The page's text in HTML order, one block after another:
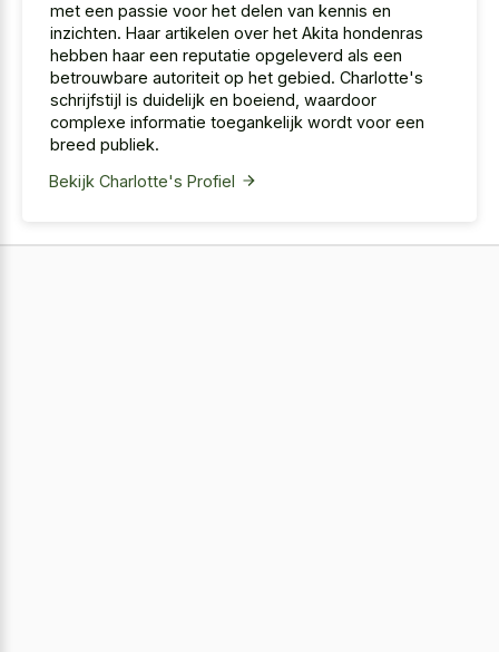
met een passie voor het delen van kennis en
inzichten. Haar artikelen over het Akita hondenras
hebben haar een reputatie opgeleverd als een
betrouwbare autoriteit op het gebied. Charlotte's
schrijfstijl is duidelijk en boeiend, waardoor
complexe informatie toegankelijk wordt voor een
breed publiek.
Bekijk Charlotte's Profiel